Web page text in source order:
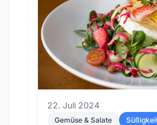
22. Juli 2024
Gemüse & Salate